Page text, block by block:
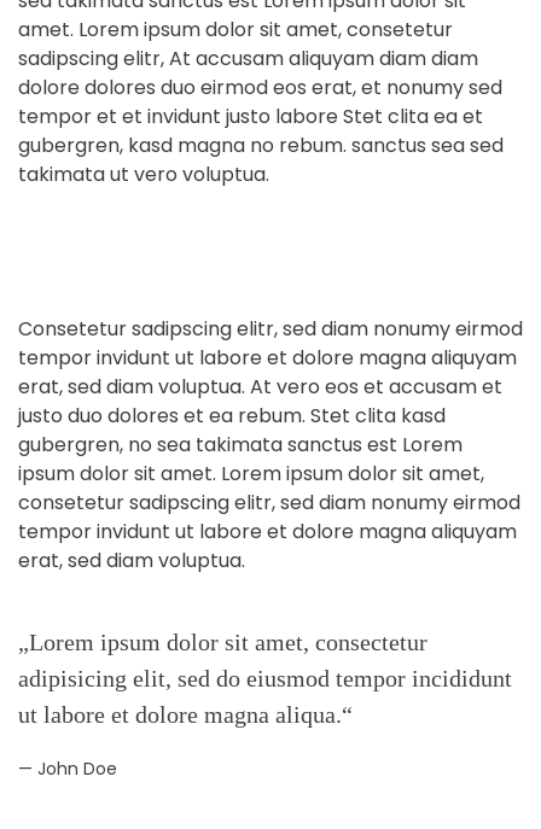
amet. Lorem ipsum dolor sit amet, consetetur
sadipscing elitr, At accusam aliquyam diam diam
dolore dolores duo eirmod eos erat, et nonumy sed
tempor et et invidunt justo labore Stet clita ea et
gubergren, kasd magna no rebum. sanctus sea sed
takimata ut vero voluptua.
Consetetur sadipscing elitr, sed diam nonumy eirmod
tempor invidunt ut labore et dolore magna aliquyam
erat, sed diam voluptua. At vero eos et accusam et
justo duo dolores et ea rebum. Stet clita kasd
gubergren, no sea takimata sanctus est Lorem
ipsum dolor sit amet. Lorem ipsum dolor sit amet,
consetetur sadipscing elitr, sed diam nonumy eirmod
tempor invidunt ut labore et dolore magna aliquyam
erat, sed diam voluptua.
„Lorem ipsum dolor sit amet, consectetur
adipisicing elit, sed do eiusmod tempor incididunt
ut labore et dolore magna aliqua.“
John Doe